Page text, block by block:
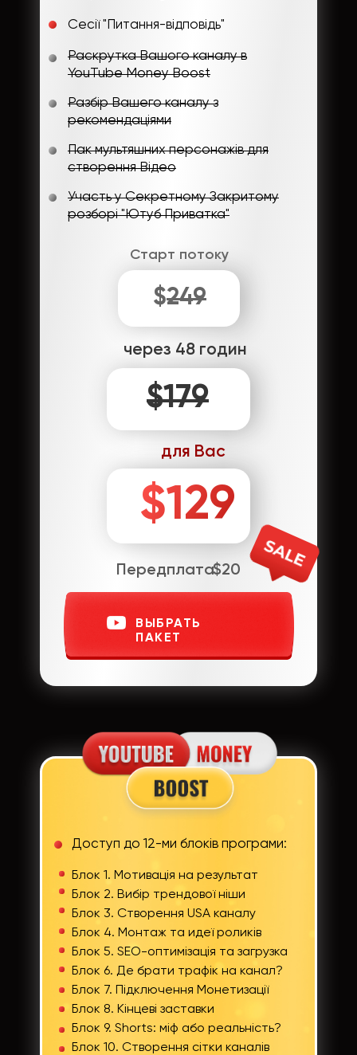
$20
Передплата
ВЫБРАТЬ
ПАКЕТ
Доступ до 12-ми блоків програми:
через 48 годин
Участь у Секретному Закритому
розборі "Ютуб Приватка"
Блок 1. Мотивація на результат
Блок 2. Вибір трендової ніши
Блок 3. Створення USA каналу
Блок 4. Монтаж та идеї роликів
Блок 5. SEO-оптимізація та загрузка
Блок 6. Де брати трафік на канал?
Блок 7. Підключення Монетизації
Блок 8. Кінцеві заставки
Блок 9. Shorts: міф або реальність?
Блок 10. Створення сітки каналів
Пак мультяшних персонажів для
створення Відео
$179
Разбір Вашего каналу з
рекомендаціями
Раскрутка Вашого каналу в
YouTube Money Boost
Сесії "Питання-відповідь"
Старт потоку
$249
$129
для Вас